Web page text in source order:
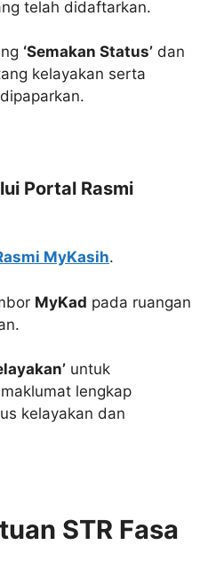
telah didaftarkan.
‘Semakan Status’ dan
kelayakan serta
Portal Rasmi
MyKasih.
MyKad pada ruangan
untuk
lengkap
kelayakan dan
STR Fasa